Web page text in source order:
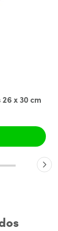
x 30 cm